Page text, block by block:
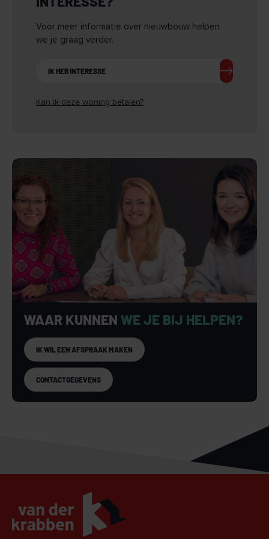
Voor meer informatie over nieuwbouw helpen
we je graag verder.
IK HEB INTERESSE
Kan ik deze woning betalen?
WAAR KUNNEN WE JE BIJ HELPEN?
IK WIL EEN AFSPRAAK MAKEN
CONTACTGEGEVENS